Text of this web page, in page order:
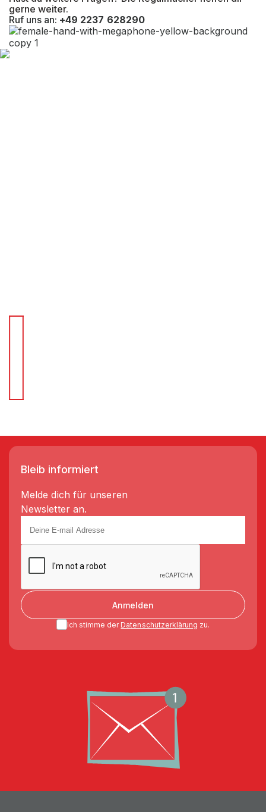
gerne weiter.
Ruf uns an: +49 2237 628290
Bleib informiert
Melde dich für unseren
Newsletter an.
Anmelden
Ich stimme der Datenschutzerklärung zu.